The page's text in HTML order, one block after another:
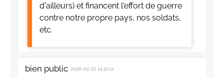
d'ailleurs) et financent l'effort de guerre
contre notre propre pays, nos soldats,
etc.
bien public 2026-02-22 14:30:11